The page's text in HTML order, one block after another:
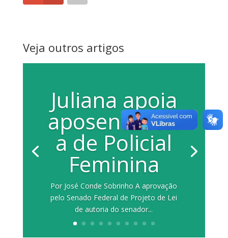
Veja outros artigos
Juliana apoia
aposentadori
a de Policial
Feminina
Por José Conde Sobrinho A aprovação
pelo Senado Federal de Projeto de Lei
de autoria do senador...